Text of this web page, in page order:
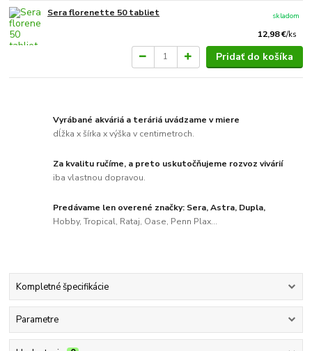
Sera florenette 50 tabliet
12,98 €/ks
skladom
Pridať do košíka
Vyrábané akváriá a teráriá uvádzame v miere
dĺžka x šírka x výška v centimetroch.
Za kvalitu ručíme, a preto uskutočňujeme rozvoz vivárií
iba vlastnou dopravou.
Predávame len overené značky: Sera, Astra, Dupla,
Hobby, Tropical, Rataj, Oase, Penn Plax...
Kompletné špecifikácie
Parametre